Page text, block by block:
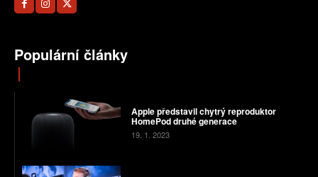
Populární články
Apple představil chytrý reproduktor
HomePod druhé generace
19. 1. 2023